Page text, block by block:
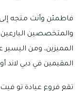
فاطمئن وأنت متجه
والمتخصصين
المميزين، ومن
المقيمين في دبي لاند